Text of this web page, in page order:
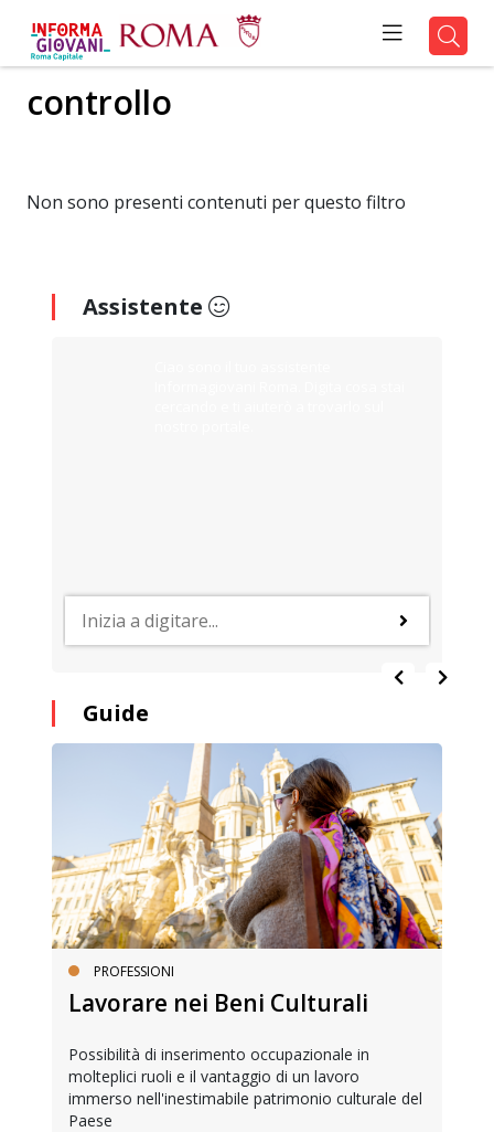
controllo
Non sono presenti contenuti per questo filtro
Assistente
Guide
PROFESSIONI
Lavorare nei Beni Culturali
Possibilità di inserimento occupazionale in
molteplici ruoli e il vantaggio di un lavoro
immerso nell'inestimabile patrimonio culturale del
Paese